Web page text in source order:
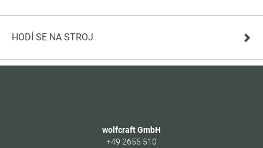
HODÍ SE NA STROJ
wolfcraft GmbH
+49 2655 510